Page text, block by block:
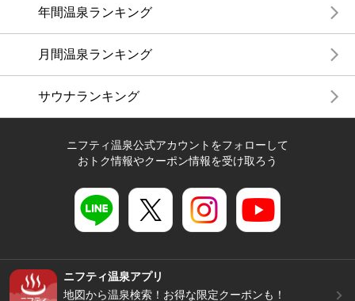
年間温泉ランキング
月間温泉ランキング
サウナランキング
ニフティ温泉公式アカウントをフォローして
おトク情報やクーポン情報を受け取ろう
ニフティ温泉アプリ
地図から温泉検索！お得な限定クーポンも！